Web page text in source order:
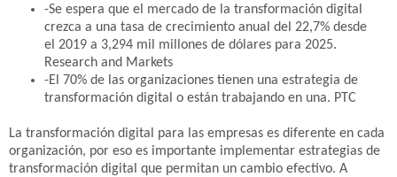
-Se espera que el mercado de la transformación digital
crezca a una tasa de crecimiento anual del 22,7% desde
el 2019 a 3,294 mil millones de dólares para 2025.
Research and Markets
-El 70% de las organizaciones tienen una estrategia de
transformación digital o están trabajando en una. PTC
La transformación digital para las empresas es diferente en cada
organización, por eso es importante implementar estrategias de
transformación digital que permitan un cambio efectivo. A